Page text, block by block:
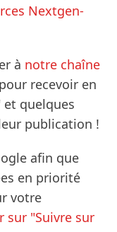
Nextgen-
à notre chaîne
pour recevoir en
quelques
publication !
afin que
en priorité
votre
sur "Suivre sur